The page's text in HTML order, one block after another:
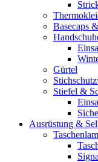
Basecaps
Gürtel
Stiefel &
Ausrüstung &